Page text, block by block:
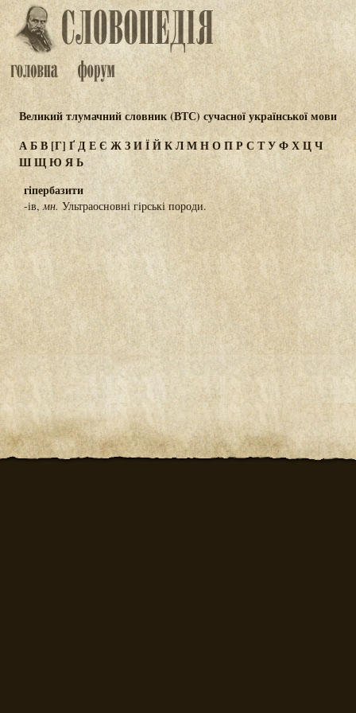
Великий тлумачний словник (ВТС) сучасної української мови
АБВ[Г] ҐДЕЄ ЖЗИЇЙКЛМНОПР СТУФХЦЧ
ШЩЮЯЬ
гіпербазити
-ів,мн. Ультраосновні гірські породи.